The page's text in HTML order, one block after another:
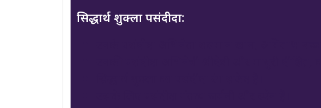
सिद्धार्थ शुक्ला पसंदीदा: